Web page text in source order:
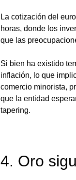
La cotización del
horas, donde los
que las
Si bien ha existido
inflación, lo que
comercio minorista,
que la entidad
tapering.
4. Oro